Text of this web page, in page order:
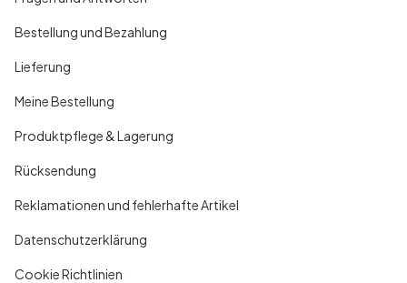
Bestellung und Bezahlung
Lieferung
Meine Bestellung
Produktpflege & Lagerung
Rücksendung
Reklamationen und fehlerhafte Artikel
Datenschutzerklärung
Cookie Richtlinien